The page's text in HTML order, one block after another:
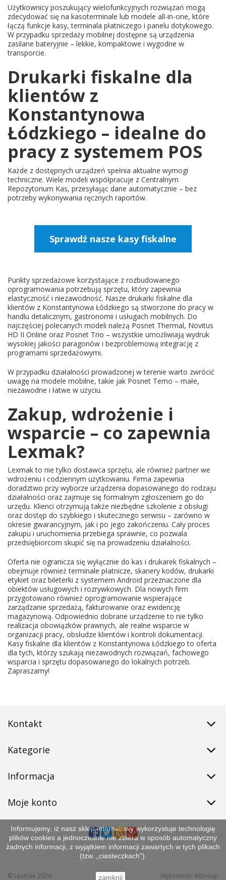
Użytkownicy poszukujący wielofunkcyjnych rozwiązań mogą
zdecydować się na kasoterminale lub modele all-in-one, które
łączą funkcje kasy, terminala płatniczego i panelu dotykowego.
W przypadku sprzedaży mobilnej dostępne są urządzenia
zasilane bateryjnie – lekkie, kompaktowe i wygodne w
transporcie.
Drukarki fiskalne dla
klientów z
Konstantynowa
Łódzkiego – idealne do
pracy z systemem POS
Każde z dostępnych urządzeń spełnia aktualne wymogi
techniczne. Wiele modeli współpracuje z Centralnym
Repozytorium Kas, przesyłając dane automatycznie – bez
potrzeby wykonywania ręcznych raportów.
Sprawdź nasze kasy fiskalne
Punkty sprzedażowe korzystające z rozbudowanego
oprogramowania potrzebują sprzętu, który zapewnia
elastyczność i niezawodność. Nasze drukarki fiskalne dla
klientów z Konstantynowa Łódzkiego są stworzone do pracy w
handlu detalicznym, gastronomii i usługach mobilnych. Do
najczęściej polecanych modeli należą Posnet Thermal, Novitus
HD II Online oraz Posnet Trio – wszystkie umożliwiają wydruk
wysokiej jakości paragonów i bezproblemową integrację z
programami sprzedażowymi.
W przypadku działalności prowadzonej w terenie warto zwrócić
uwagę na modele mobilne, takie jak Posnet Temo – małe,
niezawodne i łatwe w użyciu.
Zakup, wdrożenie i
wsparcie – co zapewnia
Lexmak?
Lexmak to nie tylko dostawca sprzętu, ale również partner we
wdrożeniu i codziennym użytkowaniu. Firma zapewnia
doradztwo przy wyborze urządzenia dopasowanego do rodzaju
działalności oraz zajmuje się formalnym zgłoszeniem go do
urzędu. Klienci otrzymują także niezbędne szkolenie z obsługi
oraz dostęp do szybkiego i skutecznego serwisu – zarówno w
okresie gwarancyjnym, jak i po jego zakończeniu. Cały proces
zakupu i uruchomienia przebiega sprawnie, co pozwala
przedsiębiorcom skupić się na prowadzeniu działalności.
Oferta nie ogranicza się wyłącznie do kas i drukarek fiskalnych –
obejmuje również terminale płatnicze, skanery kodów, drukarki
etykiet oraz bileterki z systemem Android przeznaczone dla
obiektów usługowych i rozrywkowych. Dla nowych firm
przygotowano również oprogramowanie wspierające
zarządzanie sprzedażą, fakturowanie oraz ewidencję
magazynową. Odpowiednio dobrane urządzenie to nie tylko
realizacja obowiązków prawnych, ale realne wsparcie w
organizacji pracy, obsłudze klientów i kontroli dokumentacji.
Kasy fiskalne dla klientów z Konstantynowa Łódzkiego to oferta
dla tych, którzy szukają niezawodnych rozwiązań, fachowego
wsparcia i sprzętu dopasowanego do lokalnych potrzeb.
Zapraszamy!
Kontakt
Kategorie
Informacja
Moje konto
Informujemy, iż nasz sklep internetowy wykorzystuje technologię
plików cookies a jednocześnie nie zbiera w sposób automatyczny
żadnych informacji, z wyjątkiem informacji zawartych w tych plikach
(tzw. „ciasteczkach”).
zamknij
© Lexmak2026 Wykonanie: MGroup